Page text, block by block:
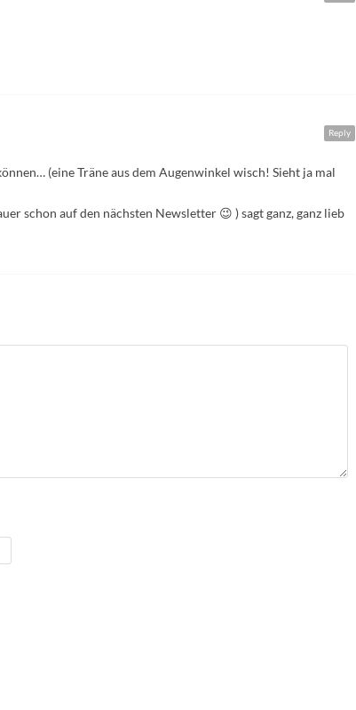
Reply
(eine Träne aus dem Augenwinkel wisch! Sieht ja mal
schon auf den nächsten Newsletter 😉 ) sagt ganz, ganz lieb